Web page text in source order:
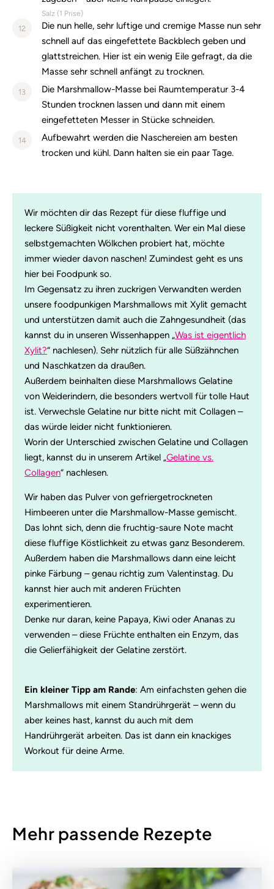
Salz (1 Prise)
12
Die nun helle, sehr luftige und cremige Masse nun sehr
schnell auf das eingefettete Backblech geben und
glattstreichen. Hier ist ein wenig Eile gefragt, da die
Masse sehr schnell anfängt zu trocknen.
13
Die Marshmallow-Masse bei Raumtemperatur 3-4
Stunden trocknen lassen und dann mit einem
eingefetteten Messer in Stücke schneiden.
14
Aufbewahrt werden die Naschereien am besten
trocken und kühl. Dann halten sie ein paar Tage.
Wir möchten dir das Rezept für diese fluffige und
leckere Süßigkeit nicht vorenthalten. Wer ein Mal diese
selbstgemachten Wölkchen probiert hat, möchte
immer wieder davon naschen! Zumindest geht es uns
hier bei Foodpunk so.
Im Gegensatz zu ihren zuckrigen Verwandten werden
unsere foodpunkigen Marshmallows mit Xylit gemacht
und unterstützen damit auch die Zahngesundheit (das
kannst du in unseren Wissenhappen „Was ist eigentlich
Xylit?“ nachlesen). Sehr nützlich für alle Süßzähnchen
und Naschkatzen da draußen.
Außerdem beinhalten diese Marshmallows Gelatine
von Weiderindern, die besonders wertvoll für tolle Haut
ist. Verwechsle Gelatine nur bitte nicht mit Collagen –
das würde leider nicht funktionieren.
Worin der Unterschied zwischen Gelatine und Collagen
liegt, kannst du in unserem Artikel „Gelatine vs.
Collagen“ nachlesen.
Wir haben das Pulver von gefriergetrockneten
Himbeeren unter die Marshmallow-Masse gemischt.
Das lohnt sich, denn die fruchtig-saure Note macht
diese fluffige Köstlichkeit zu etwas ganz Besonderem.
Außerdem haben die Marshmallows dann eine leicht
pinke Färbung – genau richtig zum Valentinstag. Du
kannst hier auch mit anderen Früchten
experimentieren.
Denke nur daran, keine Papaya, Kiwi oder Ananas zu
verwenden – diese Früchte enthalten ein Enzym, das
die Gelierfähigkeit der Gelatine zerstört.
Ein kleiner Tipp am Rande: Am einfachsten gehen die
Marshmallows mit einem Standrührgerät – wenn du
aber keines hast, kannst du auch mit dem
Handrührgerät arbeiten. Das ist dann ein knackiges
Workout für deine Arme.
Mehr passende Rezepte